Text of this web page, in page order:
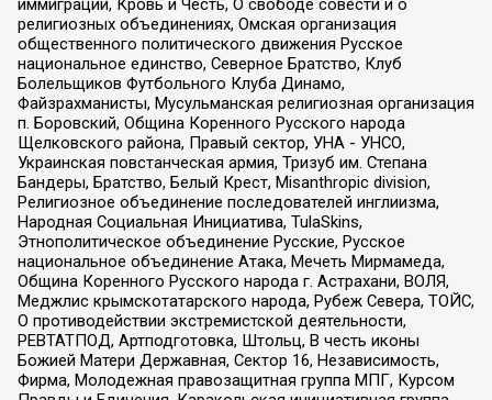
иммиграции, Кровь и Честь, О свободе совести и о
религиозных объединениях, Омская организация
общественного политического движения Русское
национальное единство, Северное Братство, Клуб
Болельщиков Футбольного Клуба Динамо,
Файзрахманисты, Мусульманская религиозная организация
п. Боровский, Община Коренного Русского народа
Щелковского района, Правый сектор, УНА - УНСО,
Украинская повстанческая армия, Тризуб им. Степана
Бандеры, Братство, Белый Крест, Misanthropic division,
Религиозное объединение последователей инглиизма,
Народная Социальная Инициатива, TulaSkins,
Этнополитическое объединение Русские, Русское
национальное объединение Атака, Мечеть Мирмамеда,
Община Коренного Русского народа г. Астрахани, ВОЛЯ,
Меджлис крымскотатарского народа, Рубеж Севера, ТОЙС,
О противодействии экстремистской деятельности,
РЕВТАТПОД, Артподготовка, Штольц, В честь иконы
Божией Матери Державная, Сектор 16, Независимость,
Фирма, Молодежная правозащитная группа МПГ, Курсом